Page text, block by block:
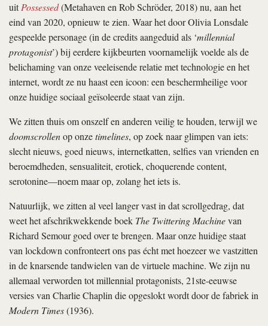
uitPossessed(Metahaven en Rob Schröder, 2018) nu, aan het
eind van 2020, opnieuw te zien. Waar het door Olivia Lonsdale
gespeelde personage (in de credits aangeduid als ‘millennial
protagonist’) bij eerdere kijkbeurten voornamelijk voelde als de
belichaming van onze veeleisende relatie met technologie en het
internet, wordt ze nu haast een icoon: een beschermheilige voor
onze huidige sociaal geïsoleerde staat van zijn.
We zitten thuis om onszelf en anderen veilig te houden, terwijl we
doomscrollenop onzetimelines, op zoek naar glimpen van iets:
slecht nieuws, goed nieuws, internetkatten, selfies van vrienden en
beroemdheden, sensualiteit, erotiek, choquerende content,
serotonine—noem maar op, zolang het iets is.
Natuurlijk, we zitten al veel langer vast in dat scrollgedrag, dat
weet het afschrikwekkende boek The Twittering Machinevan
Richard Semour goed over te brengen. Maar onze huidige staat
van lockdown confronteert ons pas écht met hoezeer we vastzitten
in de knarsende tandwielen van de virtuele machine. We zijn nu
allemaal verworden tot millennial protagonists, 21ste-eeuwse
versies van Charlie Chaplin die opgeslokt wordt door de fabriek in
Modern Times(1936).